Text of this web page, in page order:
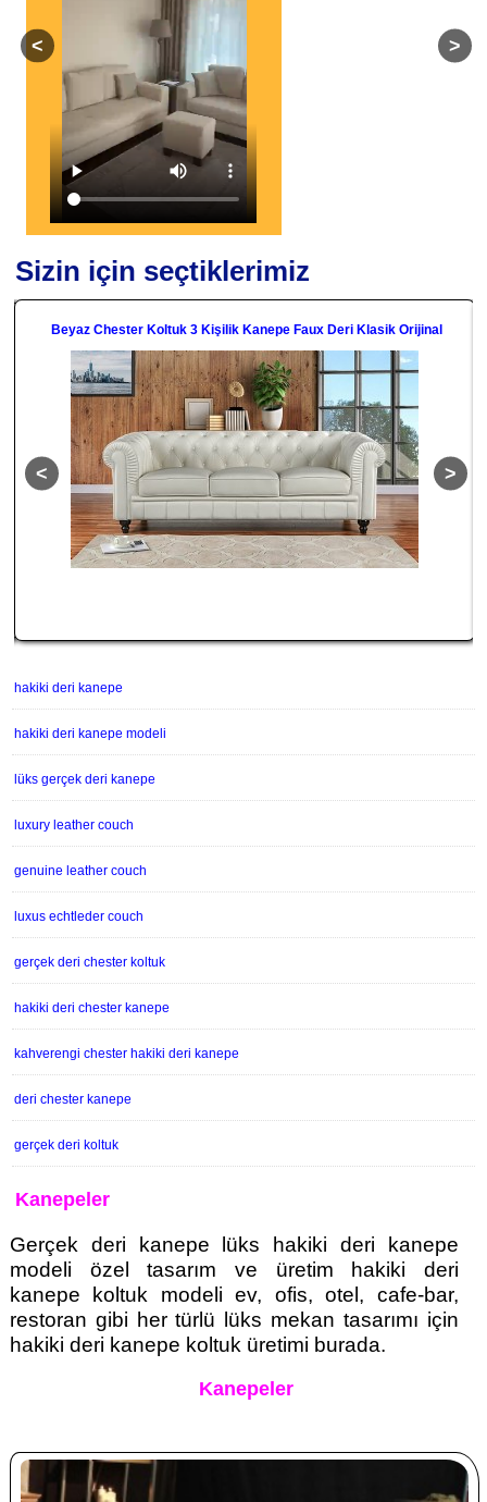
Sizin için seçtiklerimiz
Beyaz Chester Koltuk 3 Kişilik Kanepe Faux Deri Klasik Orijinal
hakiki deri kanepe
hakiki deri kanepe modeli
lüks gerçek deri kanepe
luxury leather couch
genuine leather couch
luxus echtleder couch
gerçek deri chester koltuk
hakiki deri chester kanepe
kahverengi chester hakiki deri kanepe
deri chester kanepe
gerçek deri koltuk
Kanepeler
Gerçek deri kanepe lüks hakiki deri kanepe
modeli özel tasarım ve üretim hakiki deri
kanepe koltuk modeli ev, ofis, otel, cafe-bar,
restoran gibi her türlü lüks mekan tasarımı için
hakiki deri kanepe koltuk üretimi burada.
Kanepeler